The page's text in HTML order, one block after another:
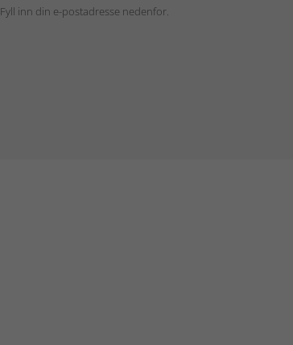
Fyll inn din e-postadresse nedenfor.